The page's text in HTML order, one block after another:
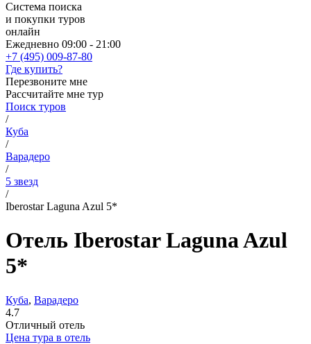
Система поиска
и покупки туров
онлайн
Ежедневно 09:00 - 21:00
+7 (495) 009-87-80
Где купить?
Перезвоните мне
Рассчитайте мне тур
Поиск туров
/
Куба
/
Варадеро
/
5 звезд
/
Iberostar Laguna Azul 5*
Отель Iberostar Laguna Azul
5*
Куба, Варадеро
4.7
Отличный отель
Цена тура в отель